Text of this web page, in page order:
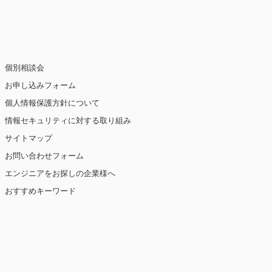
覧情報などをもとにユーザーの興味・関
用しています（ただし、個人を特定・識
講じます。
個別相談会
お申し込みフォーム
個人情報保護方針について
情報セキュリティに対する取り組み
サイトマップ
お問い合わせフォーム
エンジニアをお探しの企業様へ
おすすめキーワード